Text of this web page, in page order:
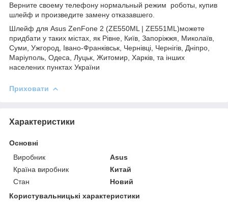
Верните своему телефону нормальный режим роботы, купив
шлейф и произведите замену отказавшего.
Шлейф для Asus ZenFone 2 (ZE550ML | ZE551ML)можете
придбати у таких містах, як Рівне, Київ, Запоріжжя, Миколаїв,
Суми, Ужгород, Івано-Франківськ, Чернівці, Чернігів, Дніпро,
Маріуполь, Одеса, Луцьк, Житомир, Харків, та інших
населених пунктах України
Приховати
Характеристики
Основні
Виробник
Asus
Країна виробник
Китай
Стан
Новий
Користувальницькі характеристики